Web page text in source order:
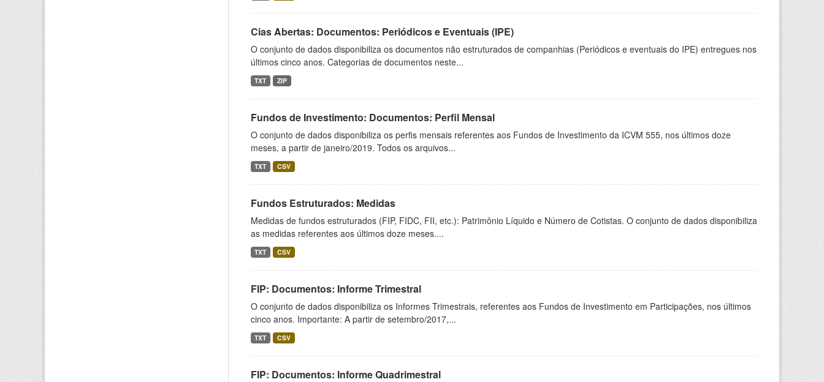
Cias Abertas: Documentos: Periódicos e Eventuais (IPE)
O conjunto de dados disponibiliza os documentos não estruturados de companhias (Periódicos e eventuais do IPE) entregues nos
últimos cinco anos. Categorias de documentos neste...
TXT ZIP
Fundos de Investimento: Documentos: Perfil Mensal
O conjunto de dados disponibiliza os perfis mensais referentes aos Fundos de Investimento da ICVM 555, nos últimos doze
meses, a partir de janeiro/2019. Todos os arquivos...
TXT CSV
Fundos Estruturados: Medidas
Medidas de fundos estruturados (FIP, FIDC, FII, etc.): Patrimônio Líquido e Número de Cotistas. O conjunto de dados disponibiliza
as medidas referentes aos últimos doze meses....
TXT CSV
FIP: Documentos: Informe Trimestral
O conjunto de dados disponibiliza os Informes Trimestrais, referentes aos Fundos de Investimento em Participações, nos últimos
cinco anos. Importante: A partir de setembro/2017,...
TXT CSV
FIP: Documentos: Informe Quadrimestral